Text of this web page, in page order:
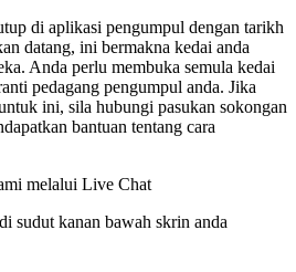
di aplikasi pengumpul dengan tarikh
datang, ini bermakna kedai anda
Anda perlu membuka semula kedai
pedagang pengumpul anda. Jika
ini, sila hubungi pasukan sokongan
bantuan tentang cara
melalui Live Chat
sudut kanan bawah skrin anda